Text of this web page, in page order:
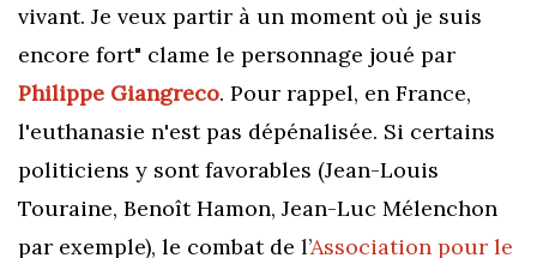
vivant. Je veux partir à un moment où je suis
encore fort" clame le personnage joué par
Philippe Giangreco. Pour rappel, en France,
l'euthanasie n'est pas dépénalisée. Si certains
politiciens y sont favorables (Jean-Louis
Touraine, Benoît Hamon, Jean-Luc Mélenchon
par exemple), le combat de l’Association pour le